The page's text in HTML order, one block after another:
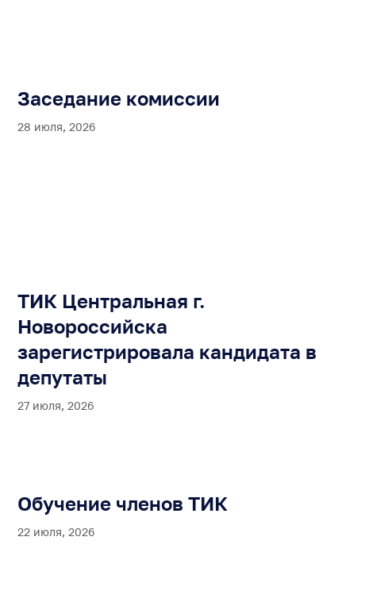
Заседание комиссии
28 июля, 2026
ТИК Центральная г.
Новороссийска
зарегистрировала кандидата в
депутаты
27 июля, 2026
Обучение членов ТИК
22 июля, 2026